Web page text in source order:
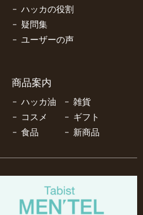
ハッカの役割
疑問集
ユーザーの声
商品案内
ハッカ油
雑貨
コスメ
ギフト
食品
新商品